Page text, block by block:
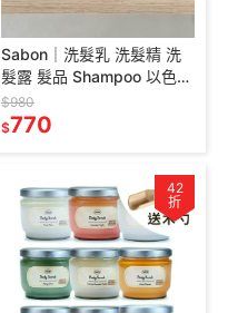
Sabon｜洗髮乳 洗髮精 洗
髮露 髮品 Shampoo 以色列
綠玫瑰 茉莉花語
$980
$770
42
折